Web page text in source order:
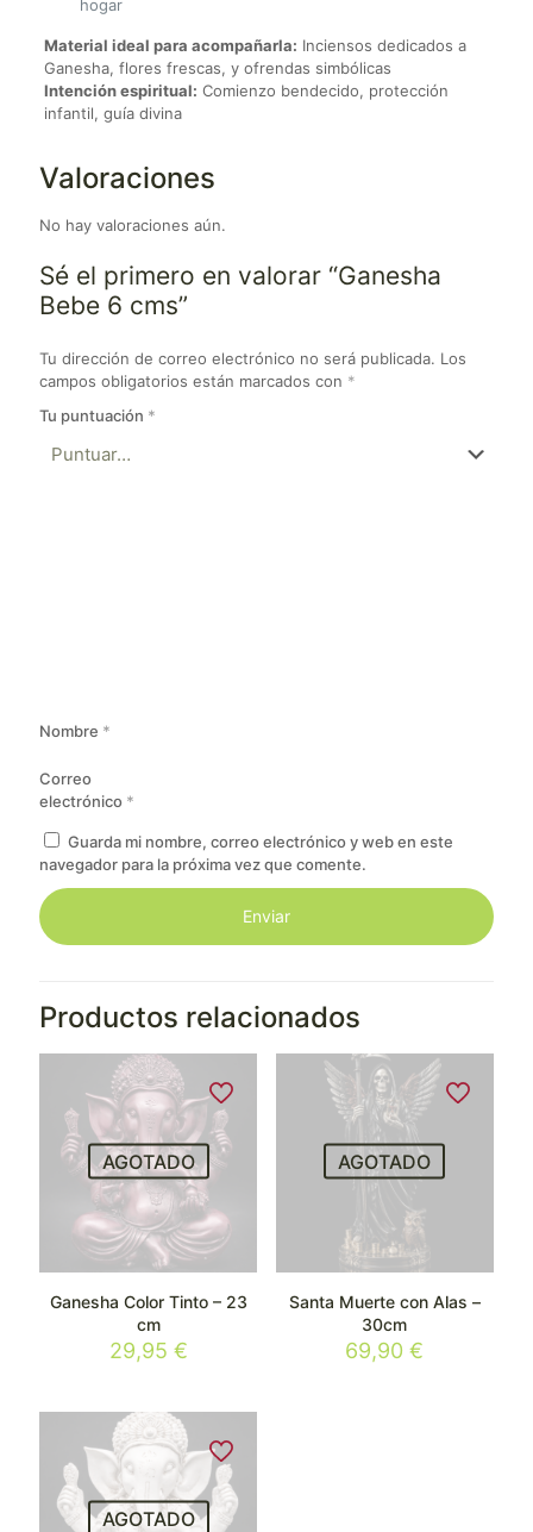
hogar
Material ideal para acompañarla: Inciensos dedicados a
Ganesha, flores frescas, y ofrendas simbólicas
Intención espiritual: Comienzo bendecido, protección
infantil, guía divina
Valoraciones
No hay valoraciones aún.
Sé el primero en valorar “Ganesha
Bebe 6 cms”
Tu dirección de correo electrónico no será publicada. Los
campos obligatorios están marcados con *
Tu puntuación *
Nombre *
Correo
electrónico *
Guarda mi nombre, correo electrónico y web en este
navegador para la próxima vez que comente.
Productos relacionados
AGOTADO
Ganesha Color Tinto – 23
cm
29,95 €
AGOTADO
Santa Muerte con Alas –
30cm
69,90€
AGOTADO